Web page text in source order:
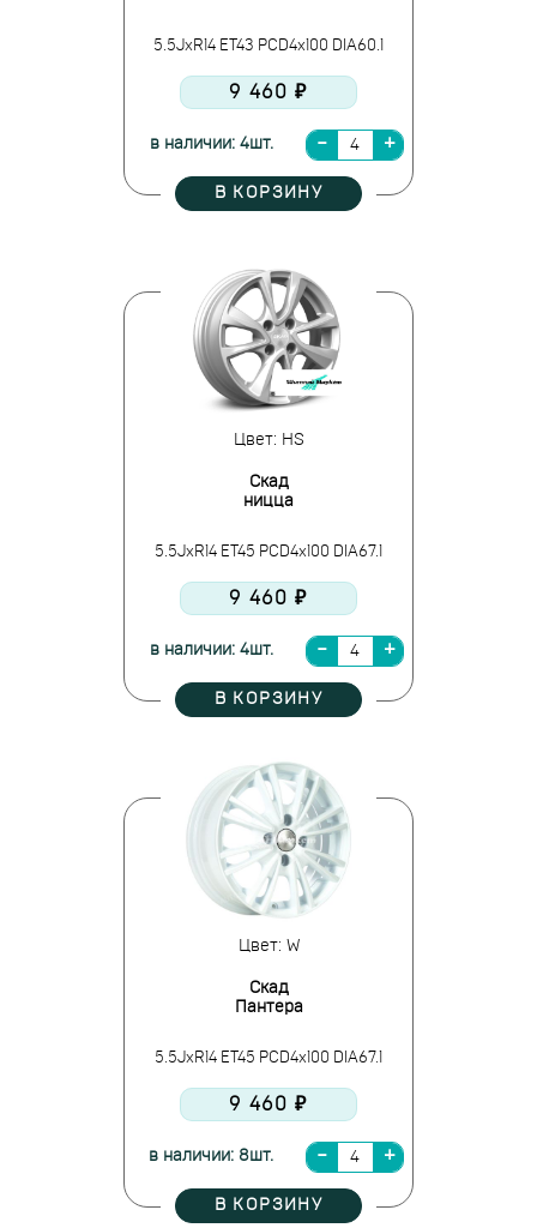
5.5JxR14 ET43 PCD4x100 DIA60.1
9 460 ₽
в наличии: 4шт.
В КОРЗИНУ
Цвет: HS
Скад
ницца
5.5JxR14 ET45 PCD4x100 DIA67.1
9 460 ₽
в наличии: 4шт.
В КОРЗИНУ
Цвет: W
Скад
Пантера
5.5JxR14 ET45 PCD4x100 DIA67.1
9 460 ₽
в наличии: 8шт.
В КОРЗИНУ